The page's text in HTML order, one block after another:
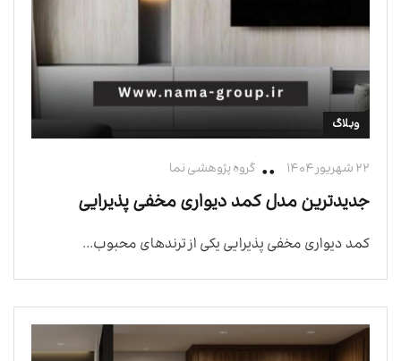
وبلاگ
۲۲ شهریور ۱۴۰۴ گروه پژوهشی نما
جدیدترین مدل کمد دیواری مخفی پذیرایی
کمد دیواری مخفی پذیرایی یکی از ترندهای محبوب...